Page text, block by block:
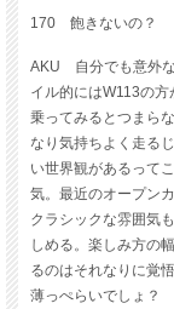
170 飽きないの？
AKU 自分でも意外な
イル的にはW113の方
乗ってみるとつまら
なり気持ちよく走る
い世界観があるって
気。最近のオープン
クラシックな雰囲気
しめる。楽しみ方の
るのはそれなりに覚
薄っぺらいでしょ？